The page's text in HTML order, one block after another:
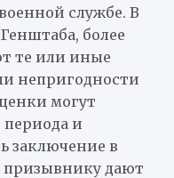
службе. В
более
те или иные
непригодности
могут
периода и
заключение в
призывнику дают